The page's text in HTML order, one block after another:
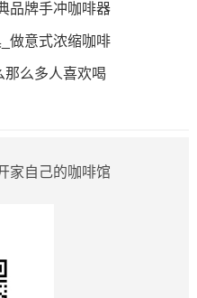
品牌手冲咖啡器
做意式浓缩咖啡
那么多人喜欢喝
家自己的咖啡馆